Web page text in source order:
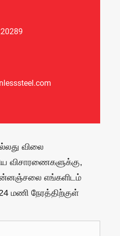
விலை
விசாரணைகளுக்கு,
எங்களிடம்
மணி நேரத்திற்குள்